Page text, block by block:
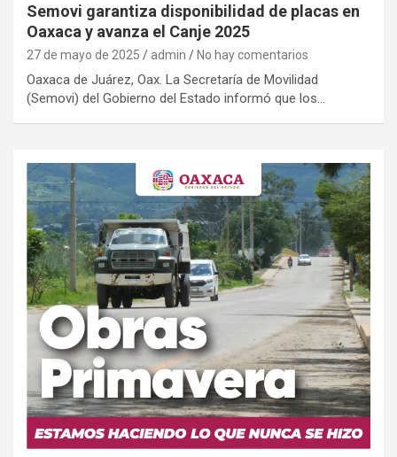
Semovi garantiza disponibilidad de placas en
Oaxaca y avanza el Canje 2025
27 de mayo de 2025 admin No hay comentarios
Oaxaca de Juárez, Oax. La Secretaría de Movilidad
(Semovi) del Gobierno del Estado informó que los…